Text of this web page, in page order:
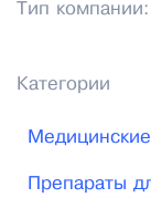
гормона
нарушений
выпускать
Тип компании:
Категории
Препараты